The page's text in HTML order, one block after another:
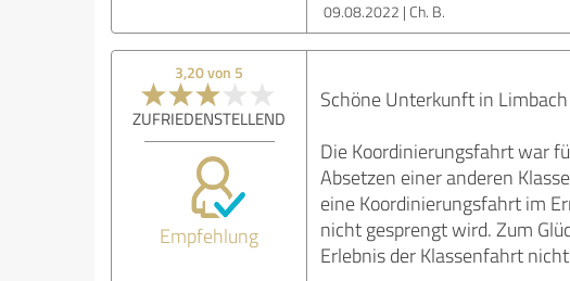
09.08.2022 Ch. B.
3,20 von 5
ZUFRIEDENSTELLEND
Empfehlung
Schöne Unterkunft in
Die Koordinierungsfahrt war
Absetzen einer anderen
eine Koordinierungsfahrt im
nicht gesprengt wird. Zum
Erlebnis der Klassenfahrt